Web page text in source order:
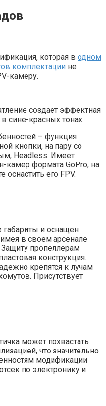
которая в одном
комплектации не
камеру.
создает эффектная
сине-красных тонах.
– функция
кнопки, на пару со
Headless. Имеет
камер формата GoPro, на
его FPV.
и оснащен
в своем арсенале
пропеллерам
конструкция.
крепятся к лучам
Присутствует
может похвастать
что значительно
модификации
по электронику и